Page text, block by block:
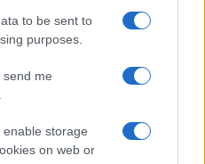
to be sent to
purposes.
send me
storage
on web or
2025
È
iscriversi al canale ed